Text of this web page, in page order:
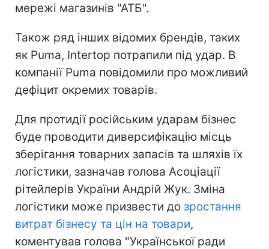
мережі магазинів "АТБ".
Також ряд інших відомих брендів, таких
як Puma, Intertop потрапили під удар. В
компанії Puma повідомили про можливий
дефіцит окремих товарів.
Для протидії російським ударам бізнес
буде проводити диверсифікацію місць
зберігання товарних запасів та шляхів їх
логістики, зазначав голова Асоціації
рітейлерів України Андрій Жук. Зміна
логістики може призвести до зростання
витрат бізнесу та цін на товари,
коментував голова "Української ради